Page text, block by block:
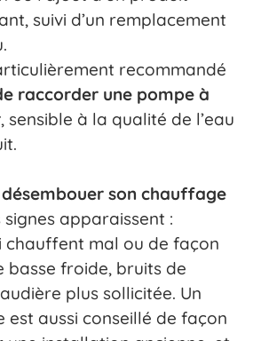
suivi d’un remplacement
recommandé
raccorder une pompe à
, sensible à la qualité de l’eau
son chauffage
signes apparaissent :
chauffent mal ou de façon
basse froide, bruits de
plus sollicitée. Un
est aussi conseillé de façon